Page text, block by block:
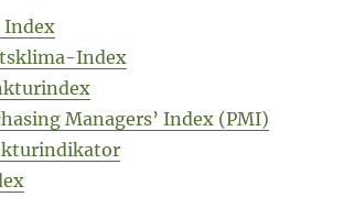
Index
Index
Managers’ Index (PMI)